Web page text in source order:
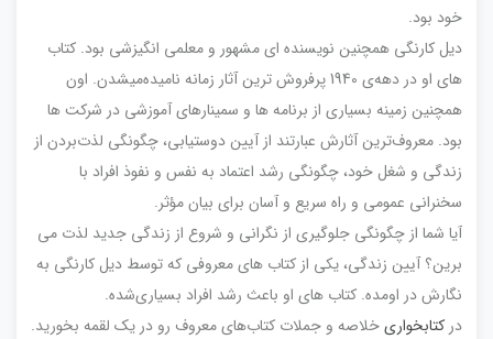
خود بود.
دیل کارنگی همچنین نویسنده ای مشهور و معلمی انگیزشی بود. کتاب
های او در دهه‌ی 1940 پرفروش ترین آثار زمانه نامیده‌میشدن. اون
همچنین زمینه بسیاری از برنامه ها و سمینارهای آموزشی در شرکت ها
بود. معروف‌ترین آثارش عبارتند از آیین دوستیابی، چگونگی لذت‌بردن از
زندگی و شغل خود، چگونگی رشد اعتماد به نفس و نفوذ افراد با
سخنرانی عمومی و راه سریع و آسان برای بیان مؤثر.
آیا شما از چگونگی جلوگیری از نگرانی و شروع از زندگی جدید لذت می
برین؟ آیین زندگی، یکی از کتاب های معروفی که توسط دیل کارنگی به
نگارش در اومده. کتاب های او باعث رشد افراد بسیاری‌شده.
در کتابخواریخلاصه و جملات کتاب‌های معروف رو در یک لقمه بخورید.